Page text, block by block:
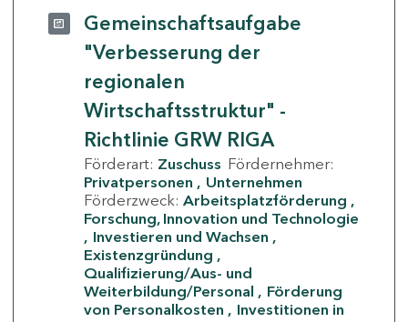
Gemeinschaftsaufgabe
"Verbesserung der
regionalen
Wirtschaftsstruktur" -
Richtlinie GRW RIGA
Förderart: Zuschuss Fördernehmer:
Privatpersonen
Unternehmen
Förderzweck: Arbeitsplatzförderung
Forschung, Innovation und Technologie
Investieren und Wachsen
Existenzgründung
Qualifizierung/Aus- und
Weiterbildung/Personal
Förderung
von Personalkosten
Investitionen in